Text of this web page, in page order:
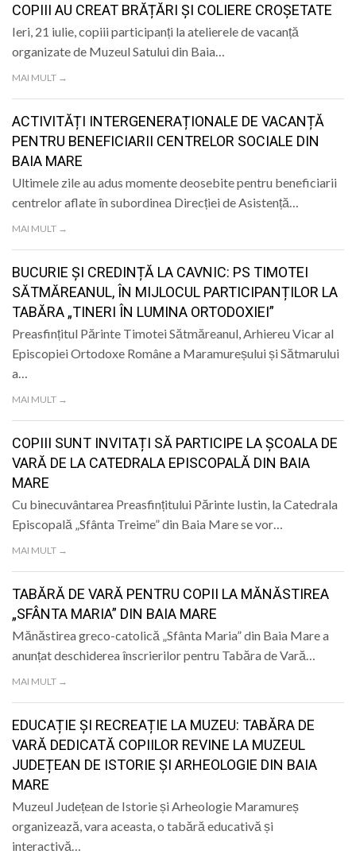
COPIII AU CREAT BRĂȚĂRI ȘI COLIERE CROȘETATE
Ieri, 21 iulie, copiii participanți la atelierele de vacanță
organizate de Muzeul Satului din Baia…
MAI MULT →
ACTIVITĂȚI INTERGENERAȚIONALE DE VACANȚĂ
PENTRU BENEFICIARII CENTRELOR SOCIALE DIN
BAIA MARE
Ultimele zile au adus momente deosebite pentru beneficiarii
centrelor aflate în subordinea Direcției de Asistență…
MAI MULT →
BUCURIE ȘI CREDINȚĂ LA CAVNIC: PS TIMOTEI
SĂTMĂREANUL, ÎN MIJLOCUL PARTICIPANȚILOR LA
TABĂRA „TINERI ÎN LUMINA ORTODOXIEI”
Preasfințitul Părinte Timotei Sătmăreanul, Arhiereu Vicar al
Episcopiei Ortodoxe Române a Maramureșului și Sătmarului
a…
MAI MULT →
COPIII SUNT INVITAȚI SĂ PARTICIPE LA ȘCOALA DE
VARĂ DE LA CATEDRALA EPISCOPALĂ DIN BAIA
MARE
Cu binecuvântarea Preasfințitului Părinte Iustin, la Catedrala
Episcopală „Sfânta Treime” din Baia Mare se vor…
MAI MULT →
TABĂRĂ DE VARĂ PENTRU COPII LA MĂNĂSTIREA
„SFÂNTA MARIA” DIN BAIA MARE
Mănăstirea greco-catolică „Sfânta Maria” din Baia Mare a
anunțat deschiderea înscrierilor pentru Tabăra de Vară…
MAI MULT →
EDUCAȚIE ȘI RECREAȚIE LA MUZEU: TABĂRA DE
VARĂ DEDICATĂ COPIILOR REVINE LA MUZEUL
JUDEȚEAN DE ISTORIE ȘI ARHEOLOGIE DIN BAIA
MARE
Muzeul Județean de Istorie și Arheologie Maramureș
organizează, vara aceasta, o tabără educativă și
interactivă…